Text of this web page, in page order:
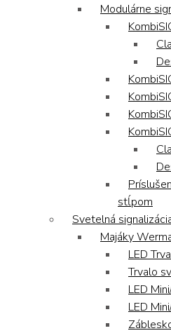
Modulárne
stĺpom
Svetelná
Majáky
LED
Trvalo
LED
LED